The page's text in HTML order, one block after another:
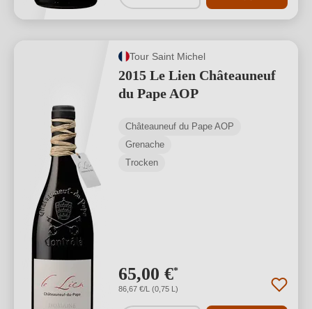
Tour Saint Michel
2015 Le Lien Châteauneuf
du Pape AOP
Châteauneuf du Pape AOP
Grenache
Trocken
65,00 €*
86,67 €/L (0,75 L)